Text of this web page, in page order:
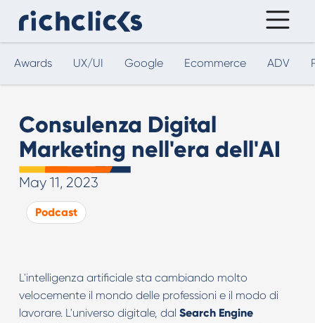
Awards UX/UI Google Ecommerce ADV
Consulenza Digital
Marketing nell'era dell'AI
May 11, 2023
Podcast
L'intelligenza artificiale sta cambiando molto
velocemente il mondo delle professioni e il modo di
lavorare. L'universo digitale, dal Search Engine